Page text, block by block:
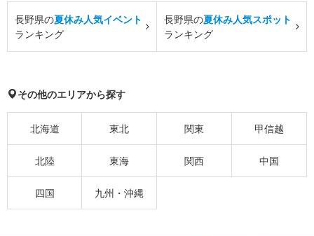
長野県の夏休み人気イベント
ランキング
長野県の夏休み人気スポット
ランキング
その他のエリアから探す
北海道 東北 関東 甲信越
北陸 東海 関西 中国
四国 九州・沖縄